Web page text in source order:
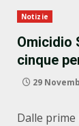
Notizie
Omicidio
cinque
29
Dalle prime